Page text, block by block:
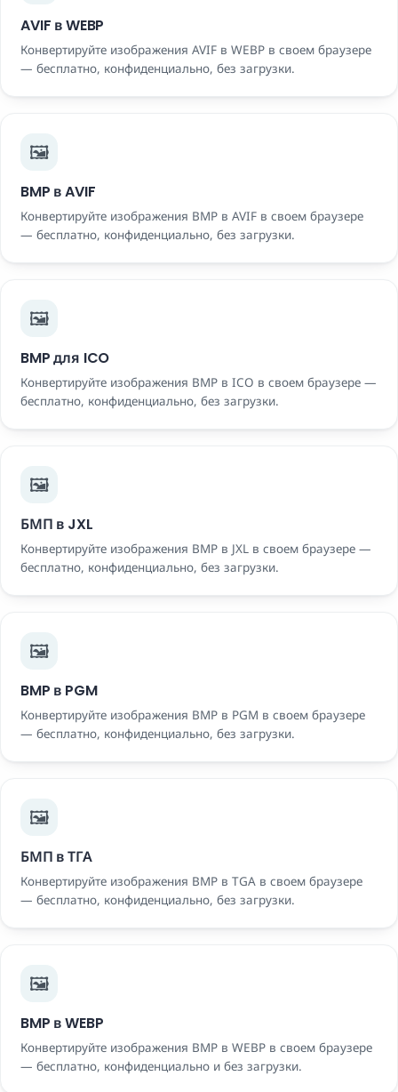
AVIF в WEBP
Конвертируйте изображения AVIF в WEBP в своем браузере
— бесплатно, конфиденциально, без загрузки.
🖼️
BMP в AVIF
Конвертируйте изображения BMP в AVIF в своем браузере
— бесплатно, конфиденциально, без загрузки.
🖼️
BMP для ICO
Конвертируйте изображения BMP в ICO в своем браузере —
бесплатно, конфиденциально, без загрузки.
🖼️
БМП в JXL
Конвертируйте изображения BMP в JXL в своем браузере —
бесплатно, конфиденциально, без загрузки.
🖼️
BMP в PGM
Конвертируйте изображения BMP в PGM в своем браузере
— бесплатно, конфиденциально, без загрузки.
🖼️
БМП в ТГА
Конвертируйте изображения BMP в TGA в своем браузере
— бесплатно, конфиденциально, без загрузки.
🖼️
BMP в WEBP
Конвертируйте изображения BMP в WEBP в своем браузере
— бесплатно, конфиденциально и без загрузки.